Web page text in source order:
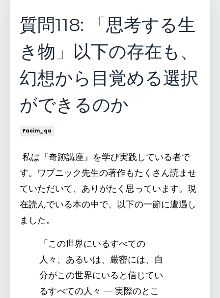
質問118: 「思考する生
き物」以下の存在も、
幻想から目覚める選択
ができるのか
Facim_qa
私は『奇跡講座』を学び実践している者で
す。ワプニック先生の著作もたくさん読ませ
ていただいて、ありがたく思っています。現
在読んでいる本の中で、以下の一節に遭遇し
ました。
「この世界にいるすべての
人々、あるいは、厳密には、自
分がこの世界にいると信じてい
るすべての人々 ― 実際のとこ